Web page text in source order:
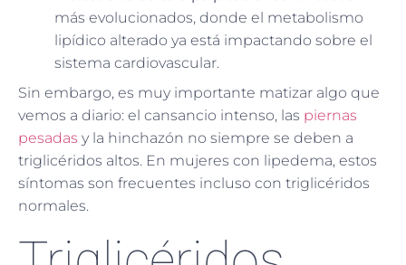
más evolucionados, donde el metabolismo
lipídico alterado ya está impactando sobre el
sistema cardiovascular.
Sin embargo, es muy importante matizar algo que
vemos a diario: el cansancio intenso, las piernas
pesadas y la hinchazón no siempre se deben a
triglicéridos altos. En mujeres con lipedema, estos
síntomas son frecuentes incluso con triglicéridos
normales.